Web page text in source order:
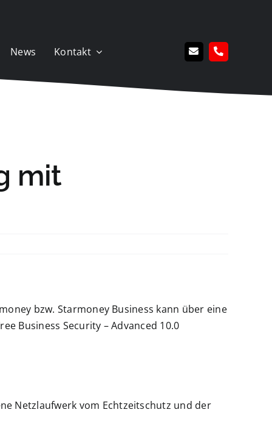
News Kontakt
mit
bzw. Starmoney Business kann über eine
Business Security – Advanced 10.0
Netzlaufwerk vom Echtzeitschutz und der